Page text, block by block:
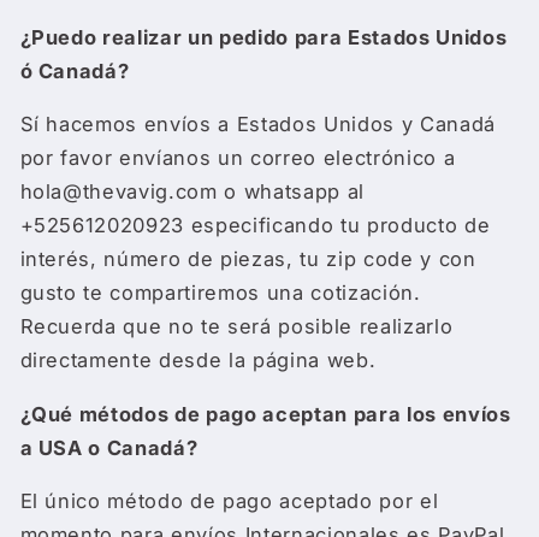
¿Puedo realizar un pedido para Estados Unidos
ó Canadá?
Sí hacemos envíos a Estados Unidos y Canadá
por favor envíanos un correo electrónico a
hola@thevavig.como whatsapp al
+525612020923 especificando tu producto de
interés, número de piezas, tu zip code y con
gusto te compartiremos una cotización.
Recuerda que no te será posible realizarlo
directamente desde la página web.
¿Qué métodos de pago aceptan para los envíos
a USA o Canadá?
El único método de pago aceptado por el